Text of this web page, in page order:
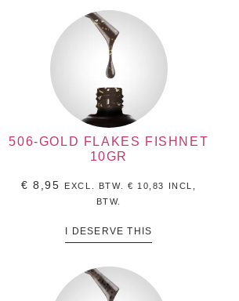
506-GOLD FLAKES FISHNET
10GR
€ 8,95 EXCL. BTW. € 10,83
INCL,
BTW.
I DESERVE THIS